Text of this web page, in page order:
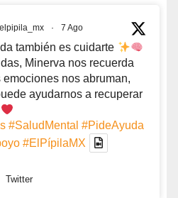
· 7 Ago
también es cuidarte
Minerva nos recuerda
nos abruman,
ayudarnos a recuperar
#SaludMental #PideAyuda
#ElPípilaMX
Twitter